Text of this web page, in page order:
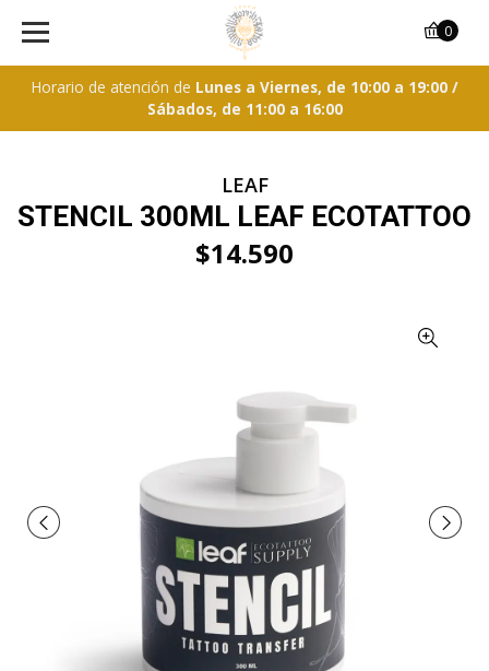
Horario de atención de Lunes a Viernes, de 10:00 a 19:00 /
Sábados, de 11:00 a 16:00
0
LEAF
STENCIL 300ML LEAF ECOTATTOO
$14.590